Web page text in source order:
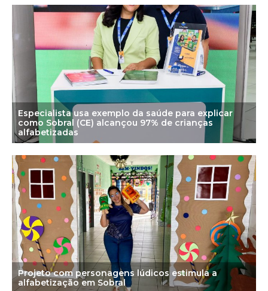
Especialista usa exemplo da saúde para explicar
como Sobral (CE) alcançou 97% de crianças
alfabetizadas
Projeto com personagens lúdicos estimula a
alfabetização em Sobral